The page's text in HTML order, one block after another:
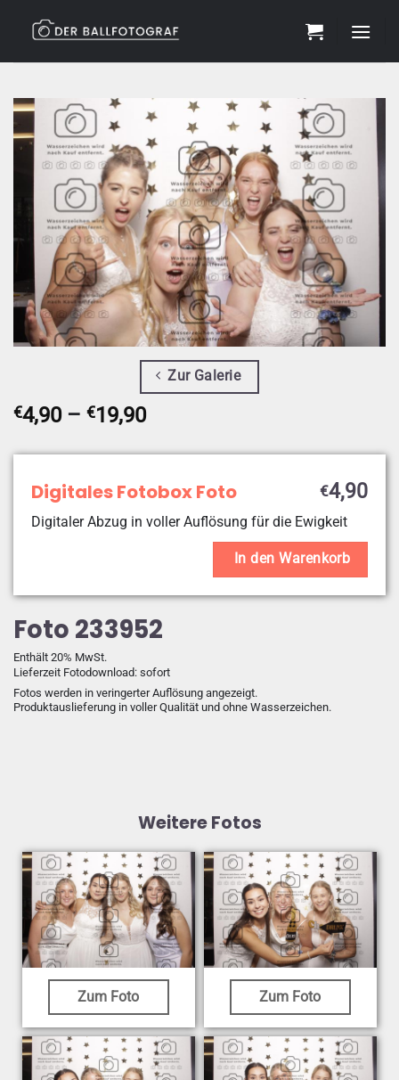
Zur Galerie
Foto 233952
€4,90 – €19,90Preisspanne:
bis
Enthält 20% MwSt.
Lieferzeit Fotodownload: sofort
Fotos werden in veringerter Auflösung angezeigt.
Produktauslieferung in voller Qualität und ohne Wasserzeichen.
Digitales Fotobox Foto €4,90
Digitaler Abzug in voller Auflösung für die Ewigkeit
In den Warenkorb
Weitere Fotos
Zum Foto Zum Foto